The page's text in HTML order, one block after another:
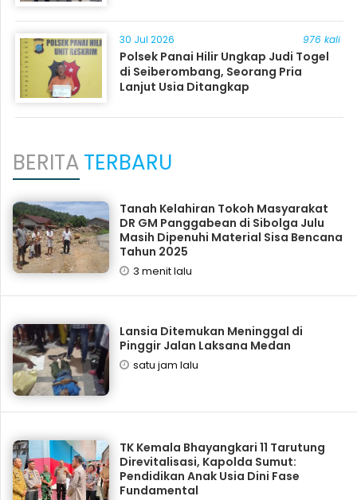
30 Jul 2026 976 kali
Polsek Panai Hilir Ungkap Judi Togel
di Seiberombang, Seorang Pria
Lanjut Usia Ditangkap
BERITATERBARU
Tanah Kelahiran Tokoh Masyarakat
DR GM Panggabean di Sibolga Julu
Masih Dipenuhi Material Sisa Bencana
Tahun 2025
3 menit lalu
Lansia Ditemukan Meninggal di
Pinggir Jalan Laksana Medan
satu jam lalu
TK Kemala Bhayangkari 11 Tarutung
Direvitalisasi, Kapolda Sumut:
Pendidikan Anak Usia Dini Fase
Fundamental